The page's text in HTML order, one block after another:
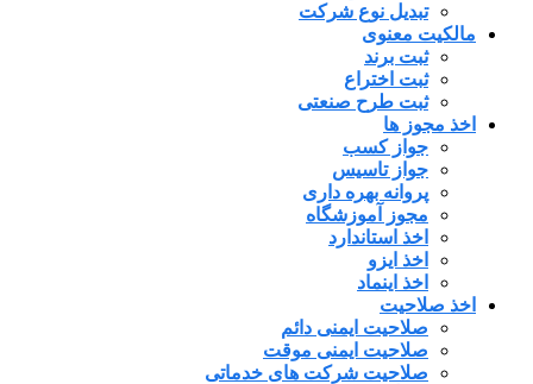
تبدیل نوع شرکت
مالکیت معنوی
ثبت برند
ثبت اختراع
ثبت طرح صنعتی
اخذ مجوز ها
جواز کسب
جواز تاسیس
پروانه بهره داری
مجوز آموزشگاه
اخذ استاندارد
اخذ ایزو
اخذ اینماد
اخذ صلاحیت
صلاحیت ایمنی دائم
صلاحیت ایمنی موقت
صلاحیت شرکت های خدماتی